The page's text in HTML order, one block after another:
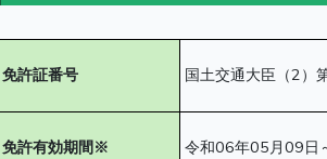
免許証番号 国土交通大臣（2）
免許有効期間※ 令和06年05月09日